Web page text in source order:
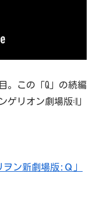
。この「Q」の続編
ゲリオン劇場版𝄇」
ヲン新劇場版:Ｑ」